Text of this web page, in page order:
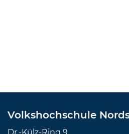
Volkshochschule